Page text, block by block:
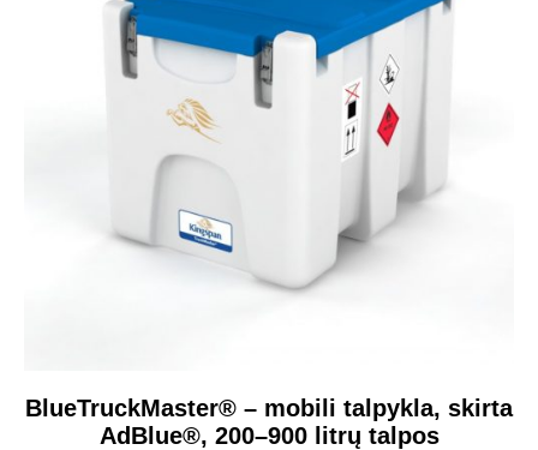
BlueTruckMaster® – mobili talpykla, skirta
AdBlue®, 200–900 litrų talpos